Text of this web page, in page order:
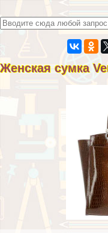
Женская сумка